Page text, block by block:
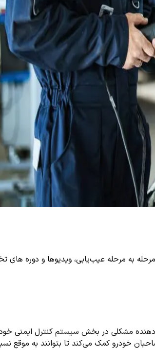
به مرحله عیب‌یابی، ویدیوها و دوره های
مشکلی در بخش سیستم کنترل ایمنی
خودرو کمک می‌کند تا بتوانند به موقع